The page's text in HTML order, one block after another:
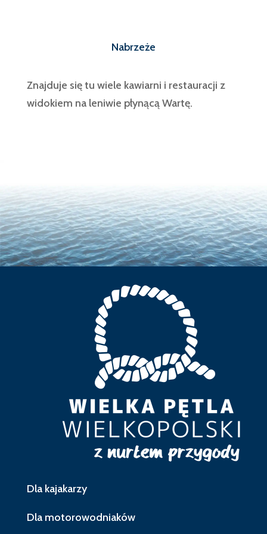
Nabrzeże
Znajduje się tu wiele kawiarni i restauracji z
widokiem na leniwie płynącą Wartę.
Dla kajakarzy
Dla motorowodniaków